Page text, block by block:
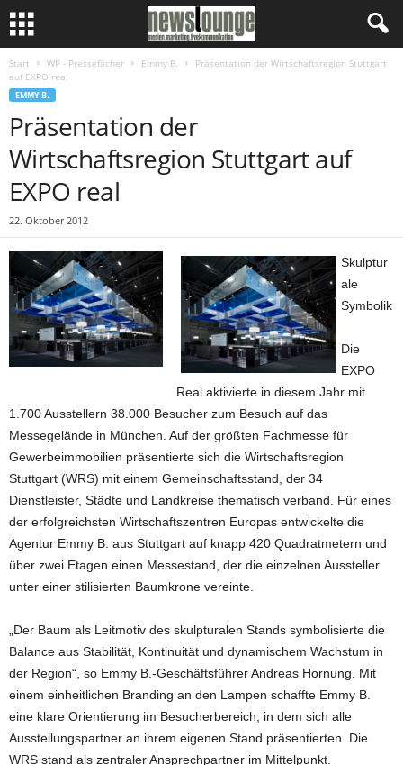
Start WP - Pressefächer Emmy B.
Präsentation der Wirtschaftsregion Stuttgart
auf EXPO real
EMMY B.
Präsentation der
Wirtschaftsregion Stuttgart auf
EXPO real
22. Oktober 2012
Skulptur
ale
Symbolik
Die
EXPO
Real aktivierte in diesem Jahr mit
1.700 Ausstellern 38.000 Besucher zum Besuch auf das
Messegelände in München. Auf der größten Fachmesse für
Gewerbeimmobilien präsentierte sich die Wirtschaftsregion
Stuttgart (WRS) mit einem Gemeinschaftsstand, der 34
Dienstleister, Städte und Landkreise thematisch verband. Für eines
der erfolgreichsten Wirtschaftszentren Europas entwickelte die
Agentur Emmy B. aus Stuttgart auf knapp 420 Quadratmetern und
über zwei Etagen einen Messestand, der die einzelnen Aussteller
unter einer stilisierten Baumkrone vereinte.
„Der Baum als Leitmotiv des skulpturalen Stands symbolisierte die
Balance aus Stabilität, Kontinuität und dynamischem Wachstum in
der Region“, so Emmy B.-Geschäftsführer Andreas Hornung. Mit
einem einheitlichen Branding an den Lampen schaffte Emmy B.
eine klare Orientierung im Besucherbereich, in dem sich alle
Ausstellungspartner an ihrem eigenen Stand präsentierten. Die
WRS stand als zentraler Ansprechpartner im Mittelpunkt.